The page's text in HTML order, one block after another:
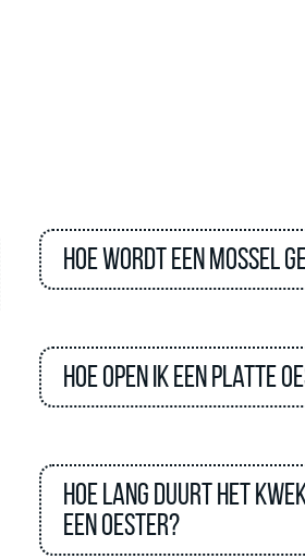
Hoe wordt een mossel
Hoe open ik een platte
Hoe lang duurt het
een oester?